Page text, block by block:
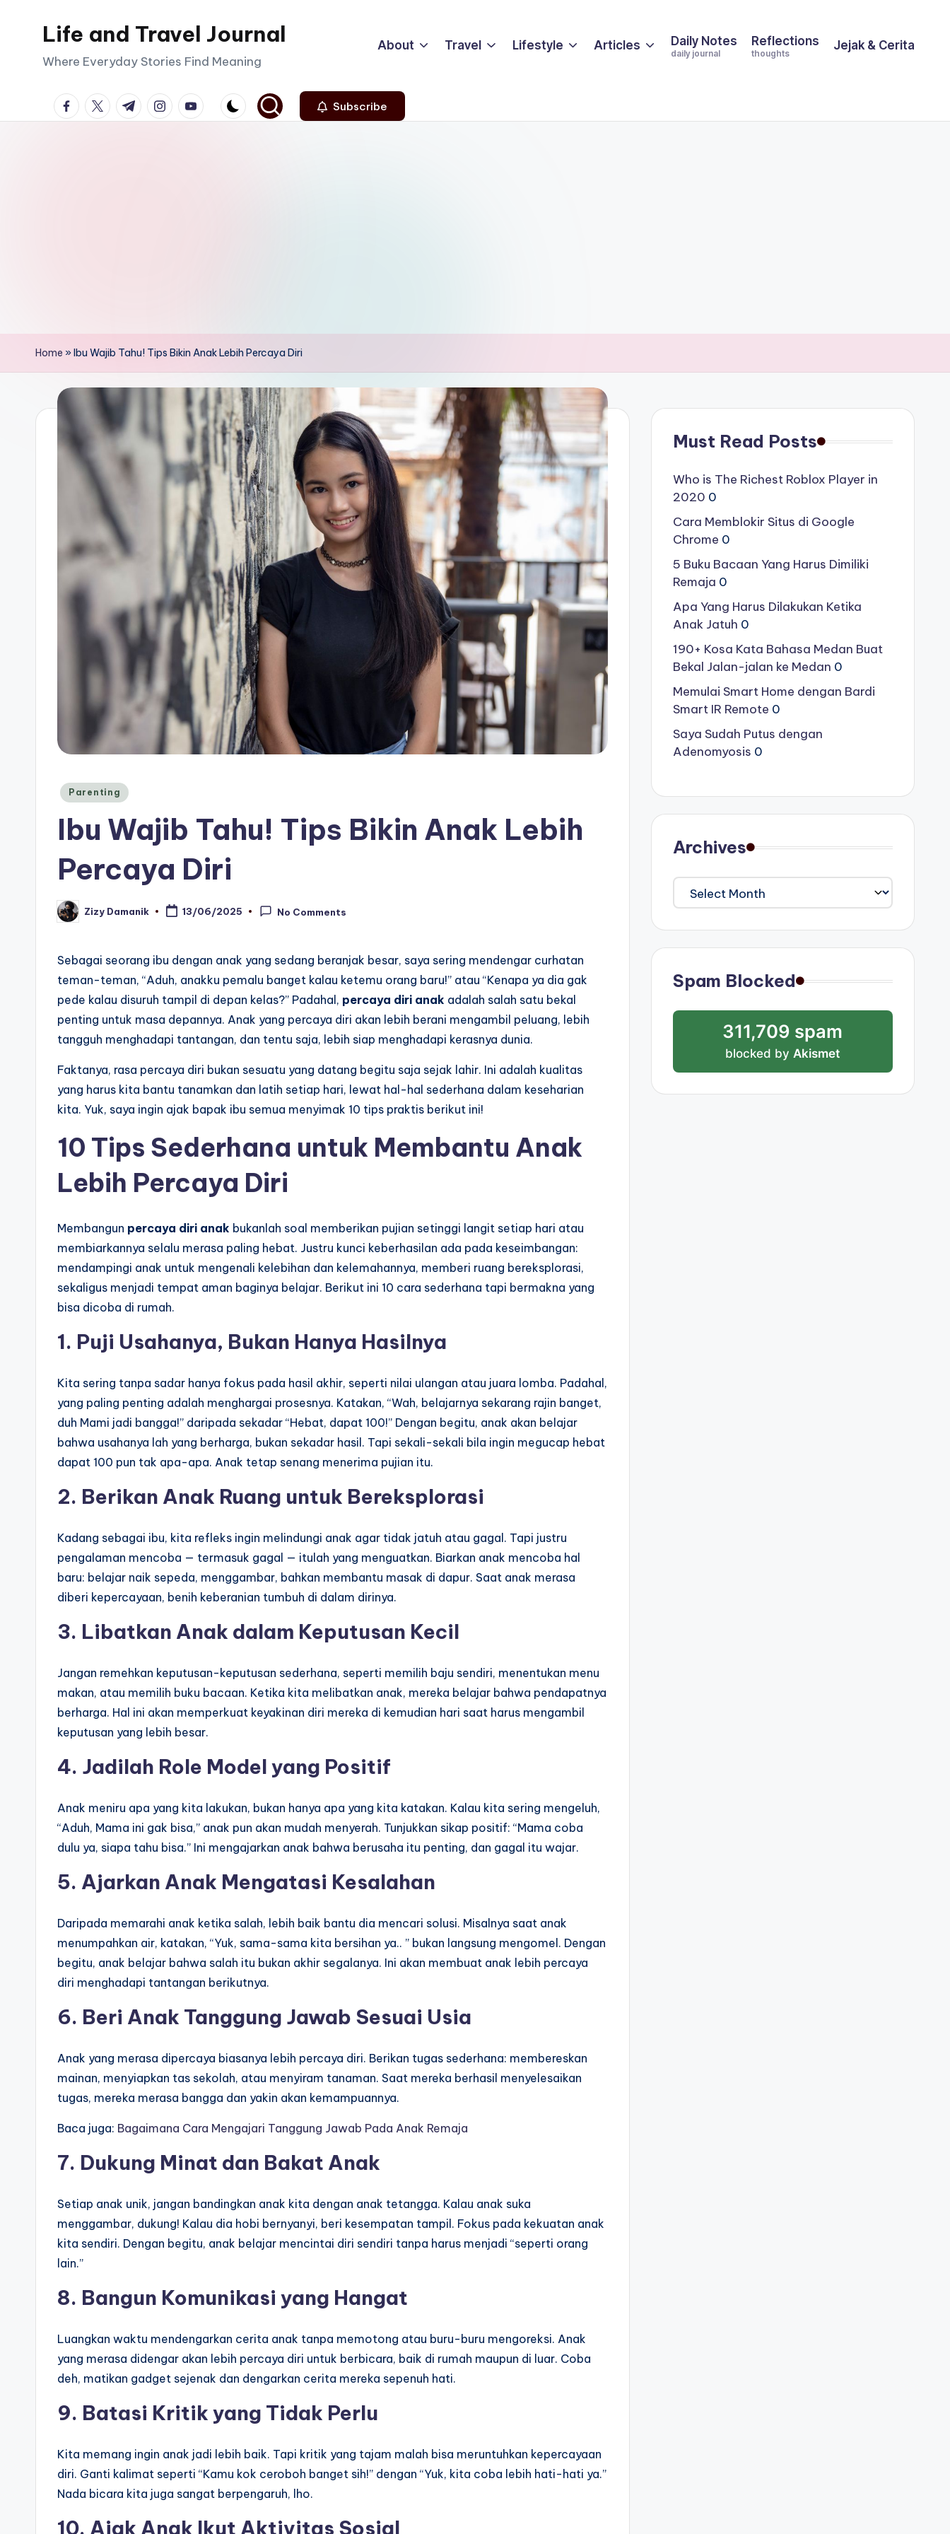
Life and Travel Journal
Where Everyday Stories Find Meaning
About Travel Lifestyle Articles Daily Notes
daily journal
Reflections
thoughts
Jejak & Cerita
facebook.com
twitter.com
t.me instagram.com
youtube.com Subscribe
Home »Ibu Wajib Tahu! Tips Bikin Anak Lebih Percaya Diri
Posted
Parenting
Ibu Wajib Tahu! Tips Bikin Anak Lebih
Percaya Diri
Posted
by
Zizy Damanik 13/06/2025 No Comments
Sebagai seorang ibu dengan anak yang sedang beranjak besar, saya sering mendengar curhatan
teman-teman, “Aduh, anakku pemalu banget kalau ketemu orang baru!” atau “Kenapa ya dia gak
pede kalau disuruh tampil di depan kelas?” Padahal, percaya diri anak adalah salah satu bekal
penting untuk masa depannya. Anak yang percaya diri akan lebih berani mengambil peluang, lebih
tangguh menghadapi tantangan, dan tentu saja, lebih siap menghadapi kerasnya dunia.
Faktanya, rasa percaya diri bukan sesuatu yang datang begitu saja sejak lahir. Ini adalah kualitas
yang harus kita bantu tanamkan dan latih setiap hari, lewat hal-hal sederhana dalam keseharian
kita. Yuk, saya ingin ajak bapak ibu semua menyimak 10 tips praktis berikut ini!
10 Tips Sederhana untuk Membantu Anak
Lebih Percaya Diri
Membangun percaya diri anak bukanlah soal memberikan pujian setinggi langit setiap hari atau
membiarkannya selalu merasa paling hebat. Justru kunci keberhasilan ada pada keseimbangan:
mendampingi anak untuk mengenali kelebihan dan kelemahannya, memberi ruang bereksplorasi,
sekaligus menjadi tempat aman baginya belajar. Berikut ini 10 cara sederhana tapi bermakna yang
bisa dicoba di rumah.
1. Puji Usahanya, Bukan Hanya Hasilnya
Kita sering tanpa sadar hanya fokus pada hasil akhir, seperti nilai ulangan atau juara lomba. Padahal,
yang paling penting adalah menghargai prosesnya. Katakan, “Wah, belajarnya sekarang rajin banget,
duh Mami jadi bangga!” daripada sekadar “Hebat, dapat 100!” Dengan begitu, anak akan belajar
bahwa usahanya lah yang berharga, bukan sekadar hasil. Tapi sekali-sekali bila ingin megucap hebat
dapat 100 pun tak apa-apa. Anak tetap senang menerima pujian itu.
2. Berikan Anak Ruang untuk Bereksplorasi
Kadang sebagai ibu, kita refleks ingin melindungi anak agar tidak jatuh atau gagal. Tapi justru
pengalaman mencoba — termasuk gagal — itulah yang menguatkan. Biarkan anak mencoba hal
baru: belajar naik sepeda, menggambar, bahkan membantu masak di dapur. Saat anak merasa
diberi kepercayaan, benih keberanian tumbuh di dalam dirinya.
3. Libatkan Anak dalam Keputusan Kecil
Jangan remehkan keputusan-keputusan sederhana, seperti memilih baju sendiri, menentukan menu
makan, atau memilih buku bacaan. Ketika kita melibatkan anak, mereka belajar bahwa pendapatnya
berharga. Hal ini akan memperkuat keyakinan diri mereka di kemudian hari saat harus mengambil
keputusan yang lebih besar.
4. Jadilah Role Model yang Positif
Anak meniru apa yang kita lakukan, bukan hanya apa yang kita katakan. Kalau kita sering mengeluh,
“Aduh, Mama ini gak bisa,” anak pun akan mudah menyerah. Tunjukkan sikap positif: “Mama coba
dulu ya, siapa tahu bisa.” Ini mengajarkan anak bahwa berusaha itu penting, dan gagal itu wajar.
5. Ajarkan Anak Mengatasi Kesalahan
Daripada memarahi anak ketika salah, lebih baik bantu dia mencari solusi. Misalnya saat anak
menumpahkan air, katakan, “Yuk, sama-sama kita bersihan ya.. ” bukan langsung mengomel. Dengan
begitu, anak belajar bahwa salah itu bukan akhir segalanya. Ini akan membuat anak lebih percaya
diri menghadapi tantangan berikutnya.
6. Beri Anak Tanggung Jawab Sesuai Usia
Anak yang merasa dipercaya biasanya lebih percaya diri. Berikan tugas sederhana: membereskan
mainan, menyiapkan tas sekolah, atau menyiram tanaman. Saat mereka berhasil menyelesaikan
tugas, mereka merasa bangga dan yakin akan kemampuannya.
Baca juga: Bagaimana Cara Mengajari Tanggung Jawab Pada Anak Remaja
7. Dukung Minat dan Bakat Anak
Setiap anak unik, jangan bandingkan anak kita dengan anak tetangga. Kalau anak suka
menggambar, dukung! Kalau dia hobi bernyanyi, beri kesempatan tampil. Fokus pada kekuatan anak
kita sendiri. Dengan begitu, anak belajar mencintai diri sendiri tanpa harus menjadi “seperti orang
lain.”
8. Bangun Komunikasi yang Hangat
Luangkan waktu mendengarkan cerita anak tanpa memotong atau buru-buru mengoreksi. Anak
yang merasa didengar akan lebih percaya diri untuk berbicara, baik di rumah maupun di luar. Coba
deh, matikan gadget sejenak dan dengarkan cerita mereka sepenuh hati.
9. Batasi Kritik yang Tidak Perlu
Kita memang ingin anak jadi lebih baik. Tapi kritik yang tajam malah bisa meruntuhkan kepercayaan
diri. Ganti kalimat seperti “Kamu kok ceroboh banget sih!” dengan “Yuk, kita coba lebih hati-hati ya.”
Nada bicara kita juga sangat berpengaruh, lho.
10. Ajak Anak Ikut Aktivitas Sosial
Must Read Posts
Who is The Richest Roblox Player in
2020 0
Cara Memblokir Situs di Google
Chrome 0
5 Buku Bacaan Yang Harus Dimiliki
Remaja 0
Apa Yang Harus Dilakukan Ketika
Anak Jatuh 0
190+ Kosa Kata Bahasa Medan Buat
Bekal Jalan-jalan ke Medan 0
Memulai Smart Home dengan Bardi
Smart IR Remote 0
Saya Sudah Putus dengan
Adenomyosis 0
Archives
Archives
Spam Blocked
311,709 spam
blocked byAkismet